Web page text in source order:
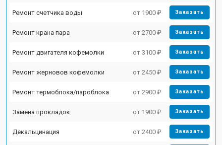
Ремонт счетчика воды от 1900 ₽ Заказать
Ремонт крана пара от 2700 ₽ Заказать
Ремонт двигателя кофемолки от 3100 ₽ Заказать
Ремонт жерновов кофемолки от 2450 ₽ Заказать
Ремонт термоблока/пароблока от 2900 ₽ Заказать
Замена прокладок от 1900 ₽ Заказать
Декальцинация от 2400 ₽ Заказать